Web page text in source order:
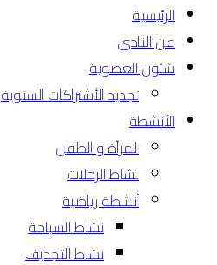
الرئيسية
عن النادى
شئون العضوية
تجديد الأشتراكات السنوية
الأنشطة
المرأة و الطفل
نشاط الرحلات
أنشطة رياضية
نشاط السباحة
نشاط التجديف